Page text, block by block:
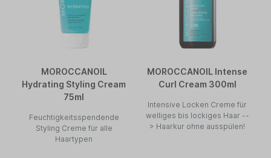
MOROCCANOIL
Hydrating Styling Cream
75ml
Feuchtigkeitsspendende
Styling Creme für alle
Haartypen
MOROCCANOIL Intense
Curl Cream 300ml
Intensive Locken Creme für
welliges bis lockiges Haar --
> Haarkur ohne ausspülen!